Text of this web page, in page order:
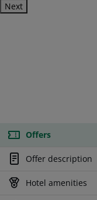
Next
Offers
Offer description
Hotel amenities